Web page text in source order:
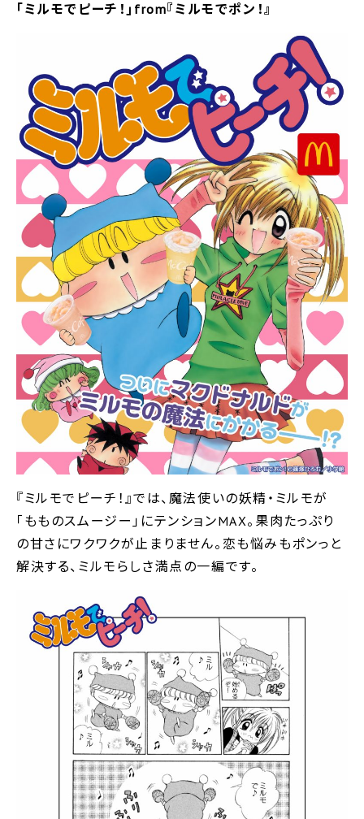
｢ミルモでピーチ！｣from『ミルモでポン！』
『ミルモでピーチ！』では、魔法使いの妖精・ミルモが
｢もものスムージー｣にテンションMAX。果肉たっぷり
の甘さにワクワクが止まりません。恋も悩みもポンっと
解決する、ミルモらしさ満点の一編です。